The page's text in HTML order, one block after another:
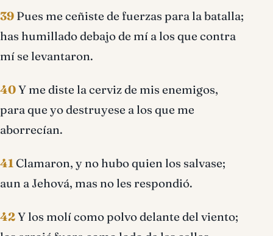
39 Pues me ceñiste de fuerzas para la batalla;
has humillado debajo de mí a los que contra
mí se levantaron.
40Y me diste la cerviz de mis enemigos,
para que yo destruyese a los que me
aborrecían.
41Clamaron, y no hubo quien los salvase;
aun a Jehová, mas no les respondió.
42Y los molí como polvo delante del viento;